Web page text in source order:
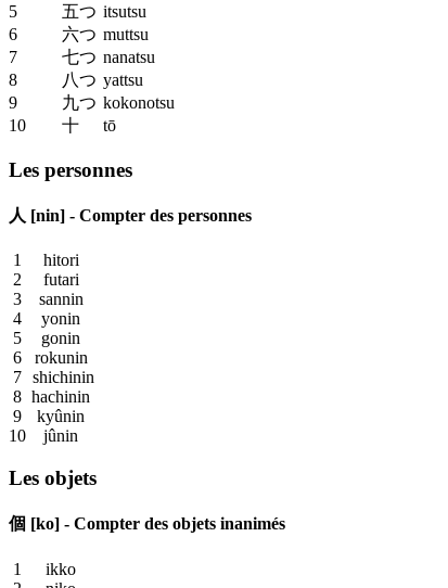
5
五つ itsutsu
6
六つ muttsu
7
七つ nanatsu
8
八つ yattsu
9
九つ kokonotsu
10
十 tō
Les personnes
人 [nin] - Compter des personnes
1
hitori
2
futari
3
sannin
4
yonin
5
gonin
6
rokunin
7 shichinin
8 hachinin
9
kyûnin
10
jûnin
Les objets
個 [ko] - Compter des objets inanimés
1
ikko